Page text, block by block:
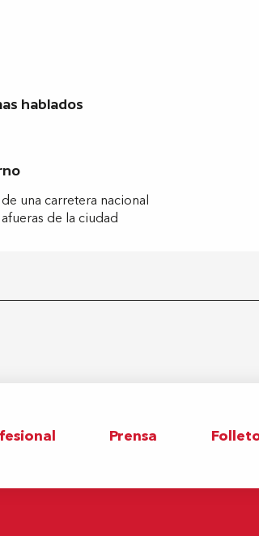
hablados
hablados
una carretera nacional
afueras de la ciudad
Prensa